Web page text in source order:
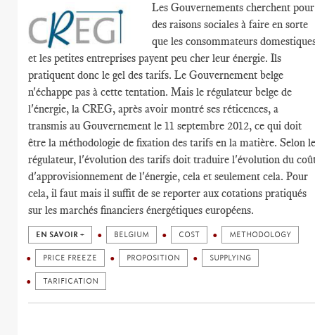
Les Gouvernements cherchent pour
des raisons sociales à faire en sorte
que les consommateurs
et les petites entreprises payent peu cher leur énergie. Ils
pratiquent donc le gel des tarifs. Le Gouvernement belge
n'échappe pas à cette tentation. Mais le régulateur belge de
l'énergie, la CREG, après avoir montré ses réticences, a
transmis au Gouvernement le 11 septembre 2012, ce qui doit
être la méthodologie de fixation des tarifs en la matière. Selon le
régulateur, l'évolution des tarifs doit traduire l'évolution du
d'approvisionnement de l'énergie, cela et seulement cela. Pour
cela, il faut mais il suffit de se reporter aux cotations pratiqués
sur les marchés financiers énergétiques européens.
EN SAVOIR + BELGIUM COST METHODOLOGY
PRICE FREEZE PROPOSITION SUPPLYING
TARIFICATION